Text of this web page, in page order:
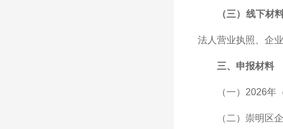
（三）线下材
法人营业执照、企
三、 申报材料
（一）2026年
（二）崇明区